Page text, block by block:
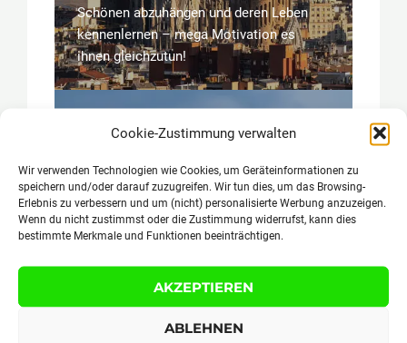
Cookie-Zustimmung verwalten
Wir verwenden Technologien wie Cookies, um Geräteinformationen zu
speichern und/oder darauf zuzugreifen. Wir tun dies, um das Browsing-
Erlebnis zu verbessern und um (nicht) personalisierte Werbung anzuzeigen.
Wenn du nicht zustimmst oder die Zustimmung widerrufst, kann dies
bestimmte Merkmale und Funktionen beeinträchtigen.
AKZEPTIEREN
ABLEHNEN
Schönen abzuhängen und deren Leben
kennenlernen – mega Motivation es
ihnen gleichzutun!